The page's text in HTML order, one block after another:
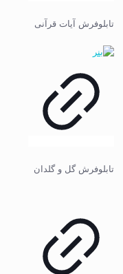
تابلوفرش آیات قرآنی
تابلوفرش گل و گلدان